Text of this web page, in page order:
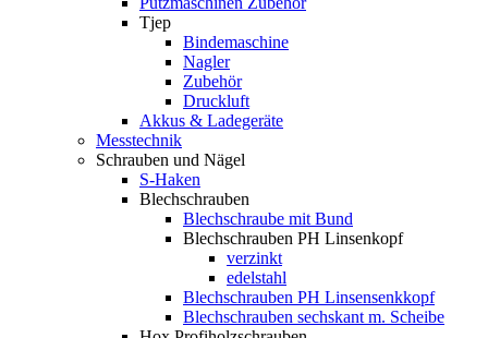
Tjep
Bindemaschine
Nagler
Zubehör
Druckluft
Akkus & Ladegeräte
Messtechnik
Schrauben und Nägel
S-Haken
Blechschrauben
Blechschraube mit Bund
Blechschrauben PH Linsenkopf
verzinkt
edelstahl
Blechschrauben PH Linsensenkkopf
Blechschrauben sechskant m. Scheibe